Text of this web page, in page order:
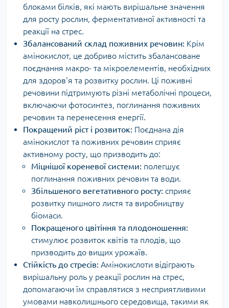
блоками білків, які мають вирішальне значення
для росту рослин, ферментативної активності та
реакції на стрес.
Збалансований склад поживних речовин: Крім
амінокислот, це добриво містить збалансоване
поєднання макро- та мікроелементів, необхідних
для здоров'я та розвитку рослин. Ці поживні
речовини підтримують різні метаболічні процеси,
включаючи фотосинтез, поглинання поживних
речовин та перенесення енергії.
Покращений ріст і розвиток: Поєднана дія
амінокислот та поживних речовин сприяє
активному росту, що призводить до:
Міцнішої кореневої системи: полегшує
поглинання поживних речовин та води.
Збільшеного вегетативного росту: сприяє
розвитку пишного листя та виробництву
біомаси.
Покращеного цвітіння та плодоношення:
стимулює розвиток квітів та плодів, що
призводить до вищих урожаїв.
Стійкість до стресів: Амінокислоти відіграють
вирішальну роль у реакції рослин на стрес,
допомагаючи їм справлятися з несприятливими
умовами навколишнього середовища, такими як